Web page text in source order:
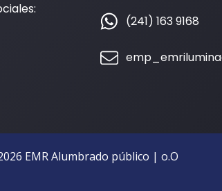
(241) 163 9168
EMR Alumbrado público | o.O